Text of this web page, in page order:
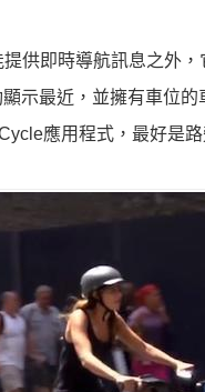
供即時導航訊息之外
示最近，並擁有車位
應用程式，最好是路